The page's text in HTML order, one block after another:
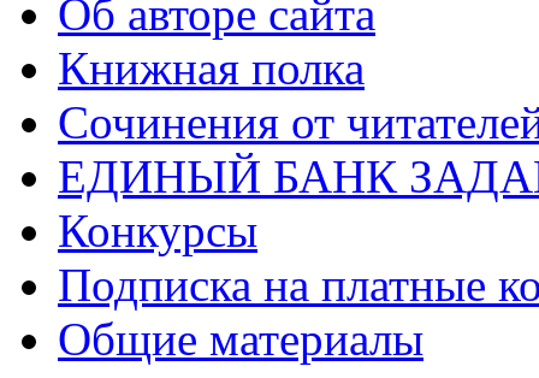
Об авторе сайта
Книжная полка
Cочинения от
ЕДИНЫЙ БАНК
Конкурсы
Подписка на платные
Общие материалы